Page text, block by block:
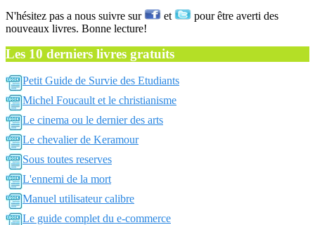
N'hésitez pas a nous suivre sur et
pour être averti des
nouveaux livres. Bonne lecture!
Les 10 derniers livres gratuits
Petit Guide de Survie des Etudiants
Michel Foucault et le christianisme
Le cinema ou le dernier des arts
Le chevalier de Keramour
Sous toutes reserves
L'ennemi de la mort
Manuel utilisateur calibre
Le guide complet du e-commerce